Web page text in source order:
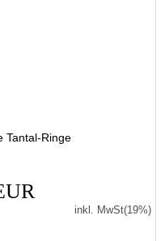
Tantal-Ringe
inkl. MwSt(19%)